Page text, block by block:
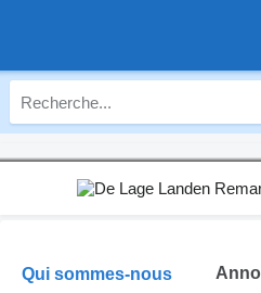
Qui sommes-nous